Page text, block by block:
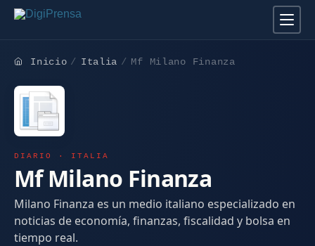
Inicio Italia Mf Milano Finanza
DIARIO · ITALIA
Mf Milano Finanza
Milano Finanza es un medio italiano especializado en
noticias de economía, finanzas, fiscalidad y bolsa en
tiempo real.